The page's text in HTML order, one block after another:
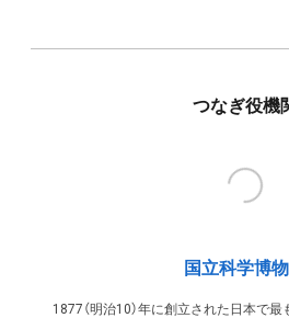
つなぎ役機
国立科学博
1877（明治10）年に創立された日本で